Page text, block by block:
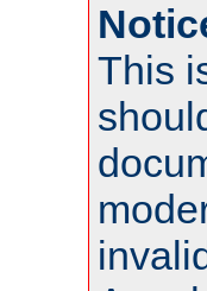
This